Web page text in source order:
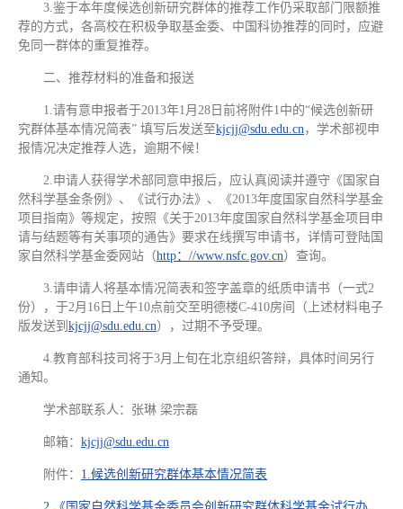
3.鉴于本年度候选创新研究群体的推荐工作仍采取部门限额推
荐的方式，各高校在积极争取基金委、中国科协推荐的同时，应避
免同一群体的重复推荐。
二、推荐材料的准备和报送
1.请有意申报者于2013年1月28日前将附件1中的“候选创新研
究群体基本情况简表” 填写后发送至kjcjj@sdu.edu.cn，学术部视申
报情况决定推荐人选，逾期不候！
2.申请人获得学术部同意申报后，应认真阅读并遵守《国家自
然科学基金条例》、《试行办法》、《2013年度国家自然科学基金
项目指南》等规定，按照《关于2013年度国家自然科学基金项目申
请与结题等有关事项的通告》要求在线撰写申请书，详情可登陆国
家自然科学基金委网站（http：//www.nsfc.gov.cn）查询。
3.请申请人将基本情况简表和签字盖章的纸质申请书（一式2
份），于2月16日上午10点前交至明德楼C-410房间（上述材料电子
版发送到 kjcjj@sdu.edu.cn），过期不予受理。
4.教育部科技司将于3月上旬在北京组织答辩，具体时间另行
通知。
学术部联系人：张琳 梁宗磊
邮箱： kjcjj@sdu.edu.cn
附件： 1.候选创新研究群体基本情况简表